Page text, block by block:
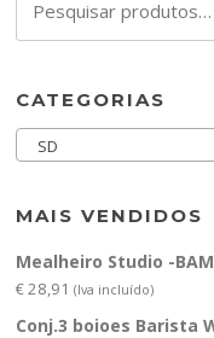
por:
CATEGORIAS
SD
MAIS VENDIDOS
Mealheiro Studio -
€28,91 (Iva incluído)
Conj.3 boioes Barista